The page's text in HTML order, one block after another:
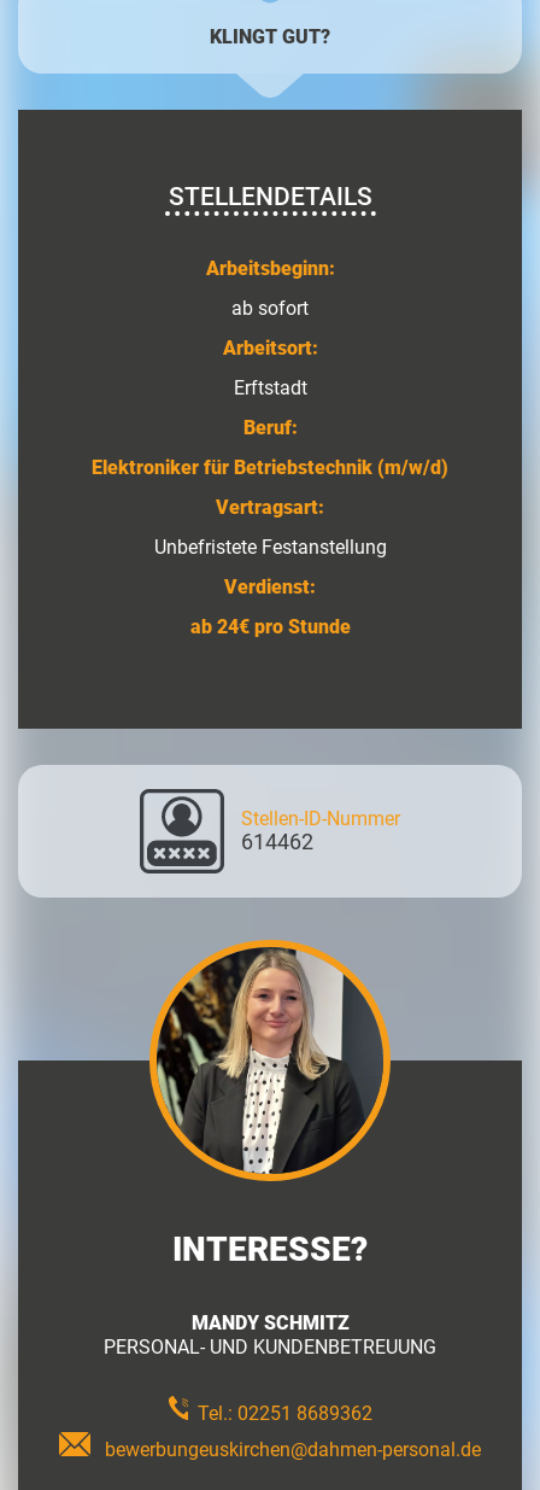
KLINGT GUT?
STELLENDETAILS
Arbeitsbeginn:
ab sofort
Arbeitsort:
Erftstadt
Beruf:
Elektroniker für Betriebstechnik (m/w/d)
Vertragsart:
Unbefristete Festanstellung
Verdienst:
ab 24€ pro Stunde
Stellen-ID-Nummer
614462
INTERESSE?
MANDY SCHMITZ
PERSONAL- UND KUNDENBETREUUNG
Tel.: 02251 8689362
bewerbungeuskirchen@dahmen-personal.de